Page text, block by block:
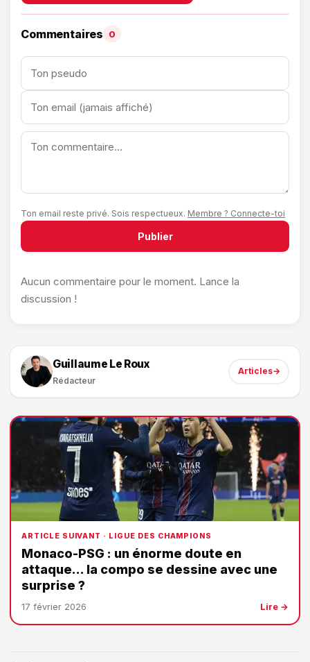
Commentaires 0
Ton email reste privé. Sois respectueux. Membre ? Connecte-toi
Publier
Aucun commentaire pour le moment. Lance la
discussion !
Guillaume Le Roux
Rédacteur
Articles→
ARTICLE SUIVANT · LIGUE DES CHAMPIONS
Monaco-PSG : un énorme doute en
attaque… la compo se dessine avec une
surprise ?
17 février 2026 Lire →